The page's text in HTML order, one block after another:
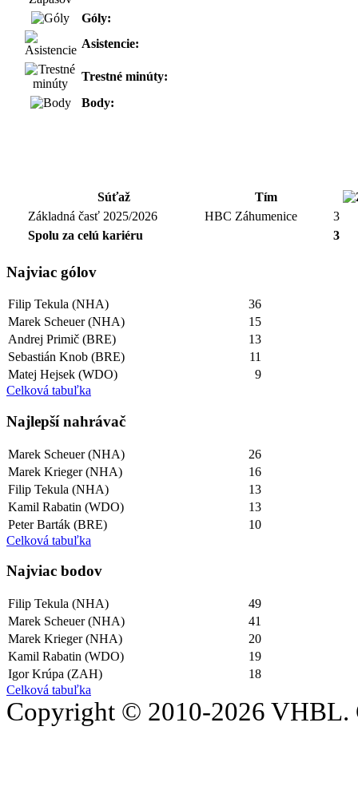
Góly:
Asistencie:
Trestné minúty:
Body:
Súťaž
Tím
Základná časť 2025/2026
HBC Záhumenice
3
Spolu za celú kariéru
3
Najviac gólov
Filip Tekula (NHA)
36
Marek Scheuer (NHA)
15
Andrej Primič (BRE)
13
Sebastián Knob (BRE)
11
Matej Hejsek (WDO)
9
Celková tabuľka
Najlepší­ nahrávač
Marek Scheuer (NHA)
26
Marek Krieger (NHA)
16
Filip Tekula (NHA)
13
Kamil Rabatin (WDO)
13
Peter Barták (BRE)
10
Celková tabuľka
Najviac bodov
Filip Tekula (NHA)
49
Marek Scheuer (NHA)
41
Marek Krieger (NHA)
20
Kamil Rabatin (WDO)
19
Igor Krúpa (ZAH)
18
Celková tabuľka
Copyright © 2010-2026 VHBL.